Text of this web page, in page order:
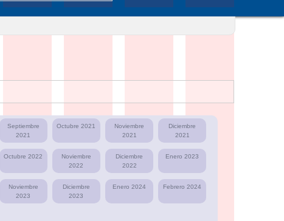
búsqueda
Septiembre
2021
Octubre 2021
Noviembre
2021
Diciembre
2021
Octubre 2022
Noviembre
2022
Diciembre
2022
Enero 2023
Noviembre
2023
Diciembre
2023
Enero 2024 Febrero 2024